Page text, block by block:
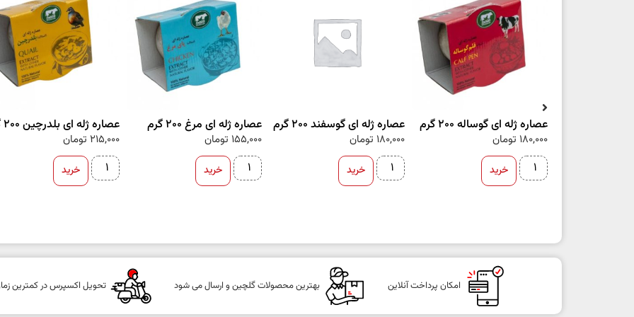
عصاره ژله ای گوساله 200 گرم
180,000 تومان
خرید
عصاره ژله ای گوسفند 200 گرم
180,000 تومان
خرید
عصاره ژله ای مرغ 200 گرم
155,000 تومان
خرید
عصاره ژله ای بلدرچین 200 گرم
215,000 تومان
خرید
امکان پرداخت آنلاین بهترین محصولات گلچین و ارسال می شود تحویل اکسپرس در کمترین